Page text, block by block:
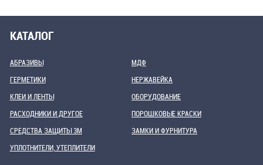
КАТАЛОГ
АБРАЗИВЫ
ГЕРМЕТИКИ
КЛЕИ И ЛЕНТЫ
МДФ
НЕРЖАВЕЙКА
ОБОРУДОВАНИЕ
РАСХОДНИКИ И ДРУГОЕ
СРЕДСТВА ЗАЩИТЫ 3М
УПЛОТНИТЕЛИ, УТЕПЛИТЕЛИ
ПОРОШКОВЫЕ КРАСКИ
ЗАМКИ И ФУРНИТУРА